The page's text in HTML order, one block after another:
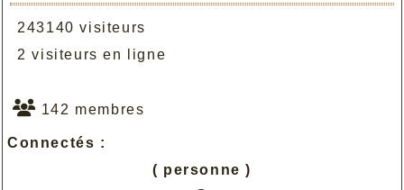
243140 visiteurs
2 visiteurs en ligne
142 membres
Connectés :
( personne )